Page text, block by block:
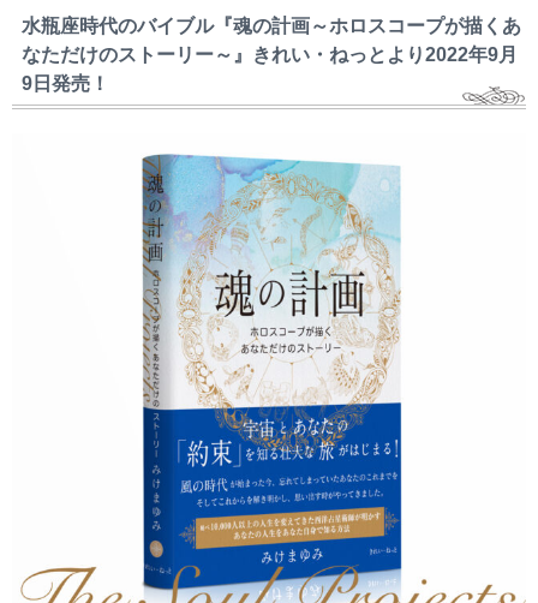
水瓶座時代のバイブル『魂の計画～ホロスコープが描くあ
なただけのストーリー～』きれい・ねっとより2022年9月
9日発売！